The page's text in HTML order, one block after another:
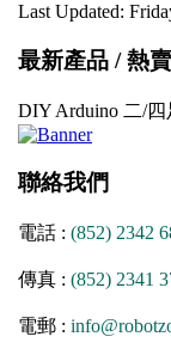
Last Updated:
最新產品 / 熱
DIY Arduino 二/四
聯絡我們
電話 : (852) 2342
傳真 : (852) 2341
電郵 :